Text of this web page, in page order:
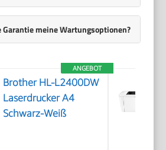
meine Wartungsoptionen?
ANGEBOT
Brother HL-L2400DW
Laserdrucker A4
Schwarz-Weiß